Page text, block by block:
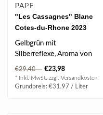
PAPE
"Les Cassagnes" Blanc
Cotes-du-Rhone 2023
0.75 l
Gelbgrün mit
Silberreflexe, Aroma von
Zitrusfrüchten (Pomelo),
Trockenkräuter..
€29,40 €23,98
* Inkl. MwSt. zzgl. Versandkosten
Grundpreis: €31,97 / Liter